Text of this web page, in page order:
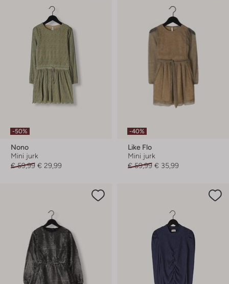
-50%
Nono
Mini jurk
€ 59,99 € 29,99
-40%
Like Flo
Mini jurk
€ 59,99 € 35,99